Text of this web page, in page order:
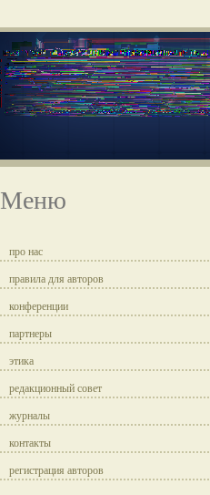
Меню
про нас
правила для авторов
конференции
партнеры
этика
редакционный совет
журналы
контакты
регистрация авторов